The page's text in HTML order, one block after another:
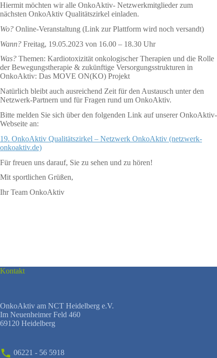
Hiermit möchten wir alle OnkoAktiv- Netzwerkmitglieder zum
nächsten OnkoAktiv Qualitätszirkel einladen.
Wo? Online-Veranstaltung (Link zur Plattform wird noch versandt)
Wann? Freitag, 19.05.2023 von 16.00 – 18.30 Uhr
Was? Themen: Kardiotoxizität onkologischer Therapien und die Rolle
der Bewegungstherapie & zukünftige Versorgungsstrukturen in
OnkoAktiv: Das MOVE ON(KO) Projekt
Natürlich bleibt auch ausreichend Zeit für den Austausch unter den
Netzwerk-Partnern und für Fragen rund um OnkoAktiv.
Bitte melden Sie sich über den folgenden Link auf unserer OnkoAktiv-
Webseite an:
19. OnkoAktiv Qualitätszirkel – Netzwerk OnkoAktiv (netzwerk-
onkoaktiv.de)
Für freuen uns darauf, Sie zu sehen und zu hören!
Mit sportlichen Grüßen,
Ihr Team OnkoAktiv
Kontakt
OnkoAktiv am NCT Heidelberg e.V.
Im Neuenheimer Feld 460
69120 Heidelberg
06221 - 56 5918